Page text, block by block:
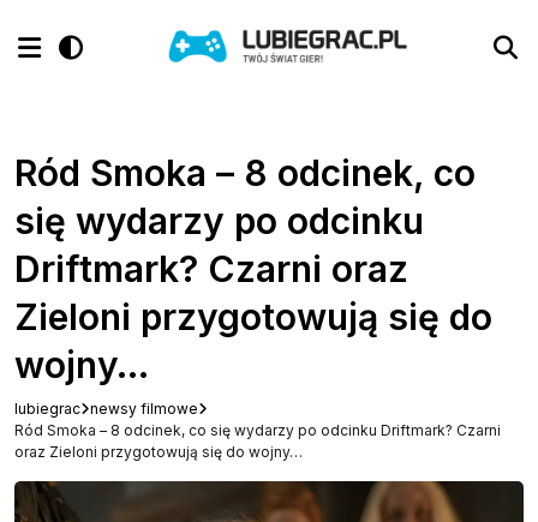
Ród Smoka – 8 odcinek, co
się wydarzy po odcinku
Driftmark? Czarni oraz
Zieloni przygotowują się do
wojny…
lubiegrac newsy filmowe
Ród Smoka – 8 odcinek, co się wydarzy po odcinku Driftmark? Czarni
oraz Zieloni przygotowują się do wojny…